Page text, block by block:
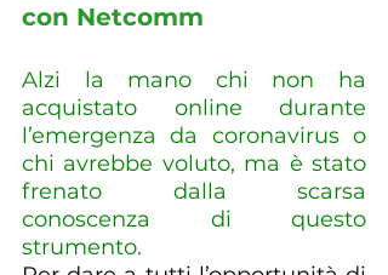
con Netcomm
Alzi la mano chi non ha
acquistato online durante
l’emergenza da coronavirus o
chi avrebbe voluto, ma è stato
frenato dalla scarsa
conoscenza di questo
strumento.